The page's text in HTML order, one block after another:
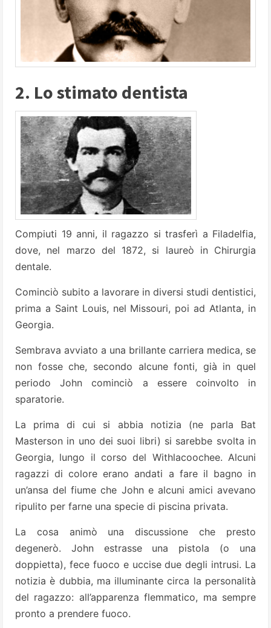
2. Lo stimato dentista
Compiuti 19 anni, il ragazzo si trasferì a Filadelfia,
dove, nel marzo del 1872, si laureò in Chirurgia
dentale.
Cominciò subito a lavorare in diversi studi dentistici,
prima a Saint Louis, nel Missouri, poi ad Atlanta, in
Georgia.
Sembrava avviato a una brillante carriera medica, se
non fosse che, secondo alcune fonti, già in quel
periodo John cominciò a essere coinvolto in
sparatorie.
La prima di cui si abbia notizia (ne parla Bat
Masterson in uno dei suoi libri) si sarebbe svolta in
Georgia, lungo il corso del Withlacoochee. Alcuni
ragazzi di colore erano andati a fare il bagno in
un’ansa del fiume che John e alcuni amici avevano
ripulito per farne una specie di piscina privata.
La cosa animò una discussione che presto
degenerò. John estrasse una pistola (o una
doppietta), fece fuoco e uccise due degli intrusi. La
notizia è dubbia, ma illuminante circa la personalità
del ragazzo: all’apparenza flemmatico, ma sempre
pronto a prendere fuoco.